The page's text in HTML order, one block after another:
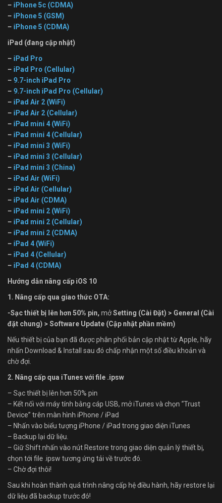
– iPhone 5c (CDMA)
– iPhone 5 (GSM)
– iPhone 5 (CDMA)
iPad (đang cập nhật)
– iPad Pro
– iPad Pro (Cellular)
– 9.7-inch iPad Pro
– 9.7-inch iPad Pro (Cellular)
– iPad Air 2 (WiFi)
– iPad Air 2 (Cellular)
– iPad mini 4 (WiFi)
– iPad mini 4 (Cellular)
– iPad mini 3 (WiFi)
– iPad mini 3 (Cellular)
– iPad mini 3 (China)
– iPad Air (WiFi)
– iPad Air (Cellular)
– iPad Air (CDMA)
– iPad mini 2 (WiFi)
– iPad mini 2 (Cellular)
– iPad mini 2 (CDMA)
– iPad 4 (WiFi)
– iPad 4 (Cellular)
– iPad 4 (CDMA)
Hướng dẫn nâng cấp iOS 10
1. Nâng cấp qua giao thức OTA:
-Sạc thiết bị lên hơn 50% pin, mởSetting (Cài Đặt) > General (Cài
đặt chung) > Software Update (Cập nhật phần mềm)
Nếu thiết bị của bạn đã được phân phối bản cập nhật từ Apple, hãy
nhấn Download & Install sau đó chấp nhận một số điều khoản và
chờ đợi.
2. Nâng cấp qua iTunes với file .ipsw
– Sạc thiết bị lên hơn 50% pin
– Kết nối với máy tính bằng cáp USB, mở iTunes và chọn “Trust
Device” trên màn hình iPhone / iPad
– Nhấn vào biểu tượng iPhone / iPad trong giao diện iTunes
– Backup lại dữ liệu.
– Giữ Shift nhấn vào nút Restore trong giao diện quản lý thiết bị,
chọn tới file .ipsw tương ứng tải về trước đó.
– Chờ đợi thôi!
Sau khi hoàn thành quá trình nâng cấp hệ điều hành, hãy restore lại
dữ liệu đã backup trước đó!